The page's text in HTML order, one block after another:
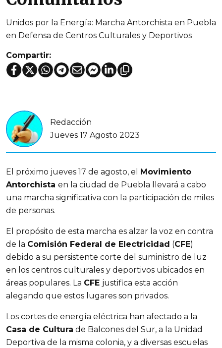
Unidos por la Energía: Marcha Antorchista en Puebla
en Defensa de Centros Culturales y Deportivos
Compartir:
Redacción
Jueves 17 Agosto 2023
El próximo jueves 17 de agosto, el
Movimiento
Antorchista en la ciudad de Puebla llevará a cabo
una marcha significativa con la participación de miles
de personas.
El propósito de esta marcha es alzar la voz en contra
de la Comisión Federal de Electricidad (CFE)
debido a su persistente corte del suministro de luz
en los centros culturales y deportivos ubicados en
áreas populares. La CFE justifica esta acción
alegando que estos lugares son privados.
Los cortes de energía eléctrica han afectado a la
Casa de Cultura de Balcones del Sur, a la Unidad
Deportiva de la misma colonia, y a diversas escuelas